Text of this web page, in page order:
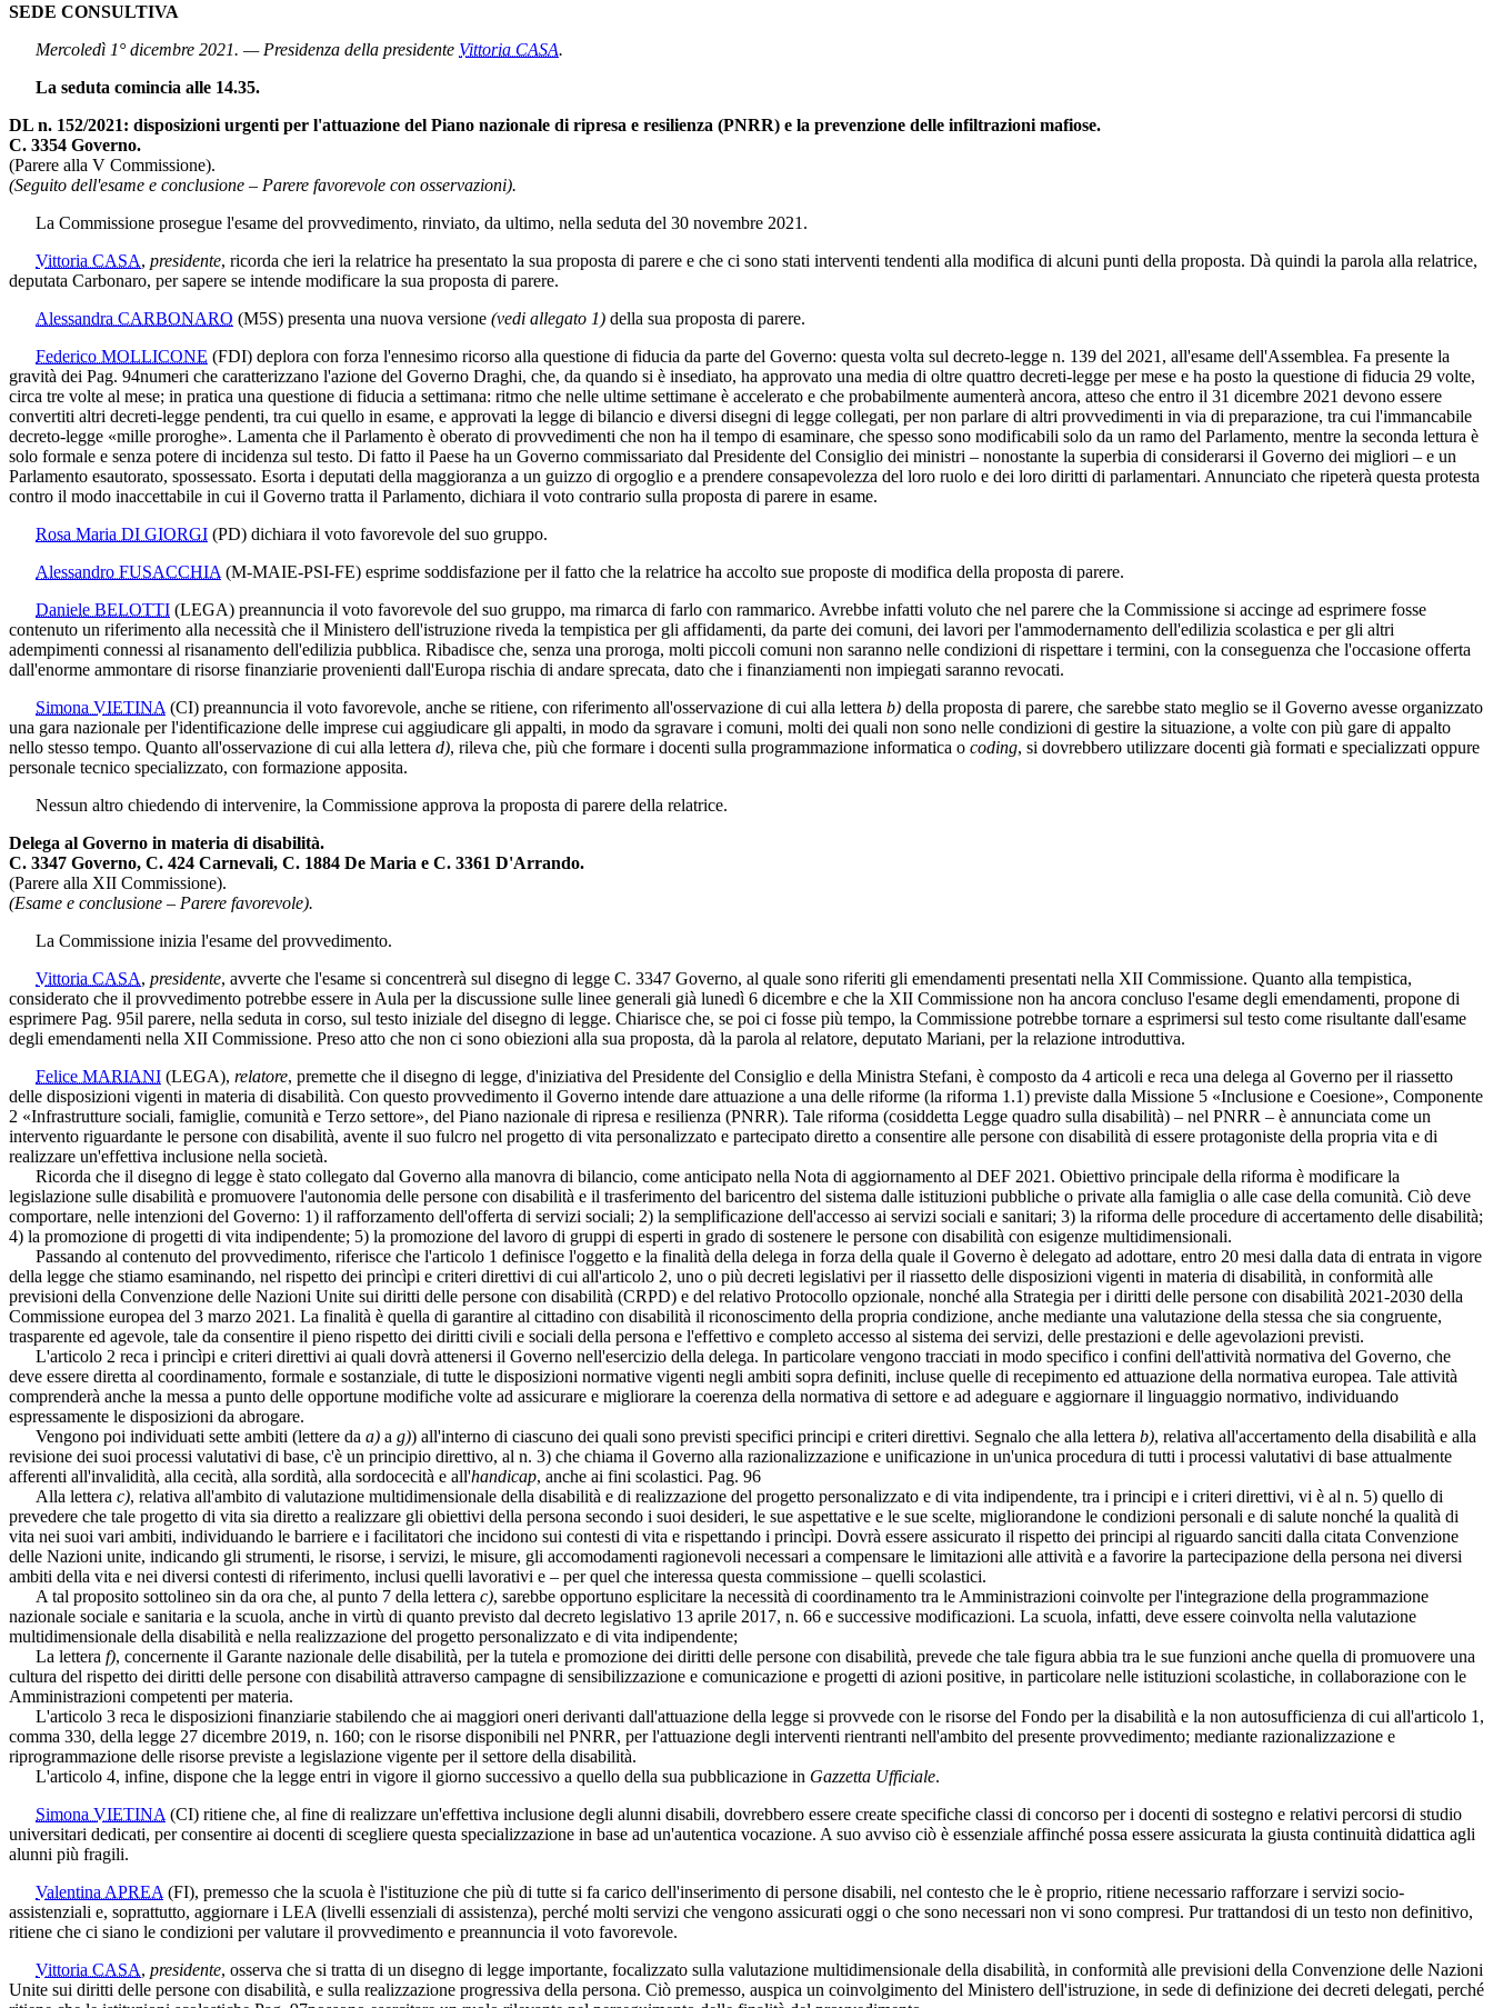
SEDE CONSULTIVA
Mercoledì 1° dicembre 2021. — Presidenza della presidente Vittoria CASA.
La seduta comincia alle 14.35.
DL n. 152/2021: disposizioni urgenti per l'attuazione del Piano nazionale di ripresa e resilienza (PNRR) e la prevenzione delle infiltrazioni mafiose.
C. 3354 Governo.
(Parere alla V Commissione).
(Seguito dell'esame e conclusione – Parere favorevole con osservazioni).
La Commissione prosegue l'esame del provvedimento, rinviato, da ultimo, nella seduta del 30 novembre 2021.
Vittoria CASA, presidente, ricorda che ieri la relatrice ha presentato la sua proposta di parere e che ci sono stati interventi tendenti alla modifica di alcuni punti della proposta. Dà quindi la parola alla relatrice,
deputata Carbonaro, per sapere se intende modificare la sua proposta di parere.
Alessandra CARBONARO (M5S) presenta una nuova versione (vedi allegato 1) della sua proposta di parere.
Federico MOLLICONE (FDI) deplora con forza l'ennesimo ricorso alla questione di fiducia da parte del Governo: questa volta sul decreto-legge n. 139 del 2021, all'esame dell'Assemblea. Fa presente la
gravità dei Pag. 94numeri che caratterizzano l'azione del Governo Draghi, che, da quando si è insediato, ha approvato una media di oltre quattro decreti-legge per mese e ha posto la questione di fiducia 29 volte,
circa tre volte al mese; in pratica una questione di fiducia a settimana: ritmo che nelle ultime settimane è accelerato e che probabilmente aumenterà ancora, atteso che entro il 31 dicembre 2021 devono essere
convertiti altri decreti-legge pendenti, tra cui quello in esame, e approvati la legge di bilancio e diversi disegni di legge collegati, per non parlare di altri provvedimenti in via di preparazione, tra cui l'immancabile
decreto-legge «mille proroghe». Lamenta che il Parlamento è oberato di provvedimenti che non ha il tempo di esaminare, che spesso sono modificabili solo da un ramo del Parlamento, mentre la seconda lettura è
solo formale e senza potere di incidenza sul testo. Di fatto il Paese ha un Governo commissariato dal Presidente del Consiglio dei ministri – nonostante la superbia di considerarsi il Governo dei migliori – e un
Parlamento esautorato, spossessato. Esorta i deputati della maggioranza a un guizzo di orgoglio e a prendere consapevolezza del loro ruolo e dei loro diritti di parlamentari. Annunciato che ripeterà questa protesta
contro il modo inaccettabile in cui il Governo tratta il Parlamento, dichiara il voto contrario sulla proposta di parere in esame.
Rosa Maria DI GIORGI (PD) dichiara il voto favorevole del suo gruppo.
Alessandro FUSACCHIA (M-MAIE-PSI-FE) esprime soddisfazione per il fatto che la relatrice ha accolto sue proposte di modifica della proposta di parere.
Daniele BELOTTI (LEGA) preannuncia il voto favorevole del suo gruppo, ma rimarca di farlo con rammarico. Avrebbe infatti voluto che nel parere che la Commissione si accinge ad esprimere fosse
contenuto un riferimento alla necessità che il Ministero dell'istruzione riveda la tempistica per gli affidamenti, da parte dei comuni, dei lavori per l'ammodernamento dell'edilizia scolastica e per gli altri
adempimenti connessi al risanamento dell'edilizia pubblica. Ribadisce che, senza una proroga, molti piccoli comuni non saranno nelle condizioni di rispettare i termini, con la conseguenza che l'occasione offerta
dall'enorme ammontare di risorse finanziarie provenienti dall'Europa rischia di andare sprecata, dato che i finanziamenti non impiegati saranno revocati.
Simona VIETINA (CI) preannuncia il voto favorevole, anche se ritiene, con riferimento all'osservazione di cui alla lettera b) della proposta di parere, che sarebbe stato meglio se il Governo avesse organizzato
una gara nazionale per l'identificazione delle imprese cui aggiudicare gli appalti, in modo da sgravare i comuni, molti dei quali non sono nelle condizioni di gestire la situazione, a volte con più gare di appalto
nello stesso tempo. Quanto all'osservazione di cui alla lettera d), rileva che, più che formare i docenti sulla programmazione informatica o coding, si dovrebbero utilizzare docenti già formati e specializzati oppure
personale tecnico specializzato, con formazione apposita.
Nessun altro chiedendo di intervenire, la Commissione approva la proposta di parere della relatrice.
Delega al Governo in materia di disabilità.
C. 3347 Governo, C. 424 Carnevali, C. 1884 De Maria e C. 3361 D'Arrando.
(Parere alla XII Commissione).
(Esame e conclusione – Parere favorevole).
La Commissione inizia l'esame del provvedimento.
Vittoria CASA, presidente, avverte che l'esame si concentrerà sul disegno di legge C. 3347 Governo, al quale sono riferiti gli emendamenti presentati nella XII Commissione. Quanto alla tempistica,
considerato che il provvedimento potrebbe essere in Aula per la discussione sulle linee generali già lunedì 6 dicembre e che la XII Commissione non ha ancora concluso l'esame degli emendamenti, propone di
esprimere Pag. 95il parere, nella seduta in corso, sul testo iniziale del disegno di legge. Chiarisce che, se poi ci fosse più tempo, la Commissione potrebbe tornare a esprimersi sul testo come risultante dall'esame
degli emendamenti nella XII Commissione. Preso atto che non ci sono obiezioni alla sua proposta, dà la parola al relatore, deputato Mariani, per la relazione introduttiva.
Felice MARIANI (LEGA), relatore, premette che il disegno di legge, d'iniziativa del Presidente del Consiglio e della Ministra Stefani, è composto da 4 articoli e reca una delega al Governo per il riassetto
delle disposizioni vigenti in materia di disabilità. Con questo provvedimento il Governo intende dare attuazione a una delle riforme (la riforma 1.1) previste dalla Missione 5 «Inclusione e Coesione», Componente
2 «Infrastrutture sociali, famiglie, comunità e Terzo settore», del Piano nazionale di ripresa e resilienza (PNRR). Tale riforma (cosiddetta Legge quadro sulla disabilità) – nel PNRR – è annunciata come un
intervento riguardante le persone con disabilità, avente il suo fulcro nel progetto di vita personalizzato e partecipato diretto a consentire alle persone con disabilità di essere protagoniste della propria vita e di
realizzare un'effettiva inclusione nella società.
Ricorda che il disegno di legge è stato collegato dal Governo alla manovra di bilancio, come anticipato nella Nota di aggiornamento al DEF 2021. Obiettivo principale della riforma è modificare la
legislazione sulle disabilità e promuovere l'autonomia delle persone con disabilità e il trasferimento del baricentro del sistema dalle istituzioni pubbliche o private alla famiglia o alle case della comunità. Ciò deve
comportare, nelle intenzioni del Governo: 1) il rafforzamento dell'offerta di servizi sociali; 2) la semplificazione dell'accesso ai servizi sociali e sanitari; 3) la riforma delle procedure di accertamento delle disabilità;
4) la promozione di progetti di vita indipendente; 5) la promozione del lavoro di gruppi di esperti in grado di sostenere le persone con disabilità con esigenze multidimensionali.
Passando al contenuto del provvedimento, riferisce che l'articolo 1 definisce l'oggetto e la finalità della delega in forza della quale il Governo è delegato ad adottare, entro 20 mesi dalla data di entrata in vigore
della legge che stiamo esaminando, nel rispetto dei princìpi e criteri direttivi di cui all'articolo 2, uno o più decreti legislativi per il riassetto delle disposizioni vigenti in materia di disabilità, in conformità alle
previsioni della Convenzione delle Nazioni Unite sui diritti delle persone con disabilità (CRPD) e del relativo Protocollo opzionale, nonché alla Strategia per i diritti delle persone con disabilità 2021-2030 della
Commissione europea del 3 marzo 2021. La finalità è quella di garantire al cittadino con disabilità il riconoscimento della propria condizione, anche mediante una valutazione della stessa che sia congruente,
trasparente ed agevole, tale da consentire il pieno rispetto dei diritti civili e sociali della persona e l'effettivo e completo accesso al sistema dei servizi, delle prestazioni e delle agevolazioni previsti.
L'articolo 2 reca i princìpi e criteri direttivi ai quali dovrà attenersi il Governo nell'esercizio della delega. In particolare vengono tracciati in modo specifico i confini dell'attività normativa del Governo, che
deve essere diretta al coordinamento, formale e sostanziale, di tutte le disposizioni normative vigenti negli ambiti sopra definiti, incluse quelle di recepimento ed attuazione della normativa europea. Tale attività
comprenderà anche la messa a punto delle opportune modifiche volte ad assicurare e migliorare la coerenza della normativa di settore e ad adeguare e aggiornare il linguaggio normativo, individuando
espressamente le disposizioni da abrogare.
Vengono poi individuati sette ambiti (lettere da a) a g)) all'interno di ciascuno dei quali sono previsti specifici principi e criteri direttivi. Segnalo che alla lettera b), relativa all'accertamento della disabilità e alla
revisione dei suoi processi valutativi di base, c'è un principio direttivo, al n. 3) che chiama il Governo alla razionalizzazione e unificazione in un'unica procedura di tutti i processi valutativi di base attualmente
afferenti all'invalidità, alla cecità, alla sordità, alla sordocecità e all'handicap, anche ai fini scolastici. Pag. 96
Alla lettera c), relativa all'ambito di valutazione multidimensionale della disabilità e di realizzazione del progetto personalizzato e di vita indipendente, tra i principi e i criteri direttivi, vi è al n. 5) quello di
prevedere che tale progetto di vita sia diretto a realizzare gli obiettivi della persona secondo i suoi desideri, le sue aspettative e le sue scelte, migliorandone le condizioni personali e di salute nonché la qualità di
vita nei suoi vari ambiti, individuando le barriere e i facilitatori che incidono sui contesti di vita e rispettando i princìpi. Dovrà essere assicurato il rispetto dei principi al riguardo sanciti dalla citata Convenzione
delle Nazioni unite, indicando gli strumenti, le risorse, i servizi, le misure, gli accomodamenti ragionevoli necessari a compensare le limitazioni alle attività e a favorire la partecipazione della persona nei diversi
ambiti della vita e nei diversi contesti di riferimento, inclusi quelli lavorativi e – per quel che interessa questa commissione – quelli scolastici.
A tal proposito sottolineo sin da ora che, al punto 7 della lettera c), sarebbe opportuno esplicitare la necessità di coordinamento tra le Amministrazioni coinvolte per l'integrazione della programmazione
nazionale sociale e sanitaria e la scuola, anche in virtù di quanto previsto dal decreto legislativo 13 aprile 2017, n. 66 e successive modificazioni. La scuola, infatti, deve essere coinvolta nella valutazione
multidimensionale della disabilità e nella realizzazione del progetto personalizzato e di vita indipendente;
La lettera f), concernente il Garante nazionale delle disabilità, per la tutela e promozione dei diritti delle persone con disabilità, prevede che tale figura abbia tra le sue funzioni anche quella di promuovere una
cultura del rispetto dei diritti delle persone con disabilità attraverso campagne di sensibilizzazione e comunicazione e progetti di azioni positive, in particolare nelle istituzioni scolastiche, in collaborazione con le
Amministrazioni competenti per materia.
L'articolo 3 reca le disposizioni finanziarie stabilendo che ai maggiori oneri derivanti dall'attuazione della legge si provvede con le risorse del Fondo per la disabilità e la non autosufficienza di cui all'articolo 1,
comma 330, della legge 27 dicembre 2019, n. 160; con le risorse disponibili nel PNRR, per l'attuazione degli interventi rientranti nell'ambito del presente provvedimento; mediante razionalizzazione e
riprogrammazione delle risorse previste a legislazione vigente per il settore della disabilità.
L'articolo 4, infine, dispone che la legge entri in vigore il giorno successivo a quello della sua pubblicazione in Gazzetta Ufficiale.
Simona VIETINA (CI) ritiene che, al fine di realizzare un'effettiva inclusione degli alunni disabili, dovrebbero essere create specifiche classi di concorso per i docenti di sostegno e relativi percorsi di studio
universitari dedicati, per consentire ai docenti di scegliere questa specializzazione in base ad un'autentica vocazione. A suo avviso ciò è essenziale affinché possa essere assicurata la giusta continuità didattica agli
alunni più fragili.
Valentina APREA (FI), premesso che la scuola è l'istituzione che più di tutte si fa carico dell'inserimento di persone disabili, nel contesto che le è proprio, ritiene necessario rafforzare i servizi socio-
assistenziali e, soprattutto, aggiornare i LEA (livelli essenziali di assistenza), perché molti servizi che vengono assicurati oggi o che sono necessari non vi sono compresi. Pur trattandosi di un testo non definitivo,
ritiene che ci siano le condizioni per valutare il provvedimento e preannuncia il voto favorevole.
Vittoria CASA, presidente, osserva che si tratta di un disegno di legge importante, focalizzato sulla valutazione multidimensionale della disabilità, in conformità alle previsioni della Convenzione delle Nazioni
Unite sui diritti delle persone con disabilità, e sulla realizzazione progressiva della persona. Ciò premesso, auspica un coinvolgimento del Ministero dell'istruzione, in sede di definizione dei decreti delegati, perché